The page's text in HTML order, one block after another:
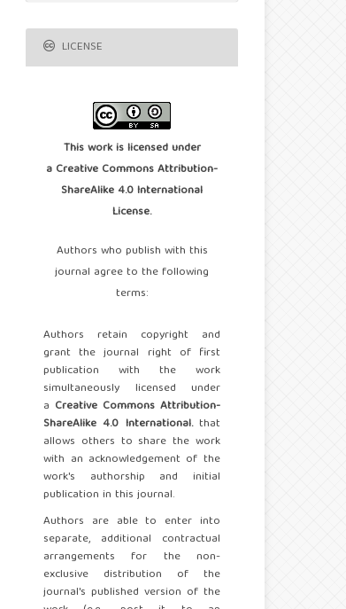
LICENSE
This work is licensed under
a Creative Commons Attribution-
ShareAlike 4.0 International
License.
Authors who publish with this
journal agree to the following
terms:
Authors retain copyright and
grant the journal right of first
publication with the work
simultaneously licensed under
a Creative Commons Attribution-
ShareAlike 4.0 International.that
allows others to share the work
with an acknowledgement of the
work's authorship and initial
publication in this journal.
Authors are able to enter into
separate, additional contractual
arrangements for the non-
exclusive distribution of the
journal's published version of the